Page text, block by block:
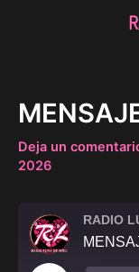
Deja un
2026
RADIO